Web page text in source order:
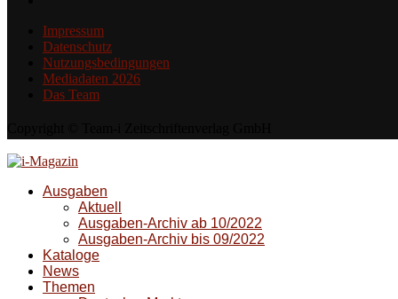
Impressum
Datenschutz
Nutzungsbedingungen
Mediadaten 2026
Das Team
Ausgaben
Aktuell
Ausgaben-Archiv ab 10/2022
Ausgaben-Archiv bis 09/2022
Kataloge
News
Themen